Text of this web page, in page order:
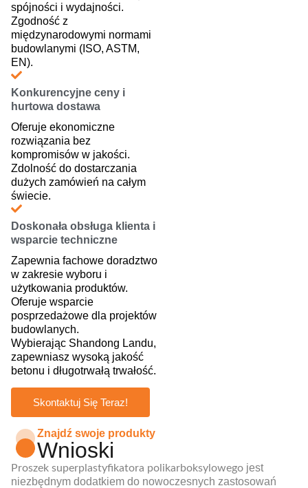
spójności i wydajności.
Zgodność z
międzynarodowymi normami
budowlanymi (ISO, ASTM,
EN).
Konkurencyjne ceny i
hurtowa dostawa
Oferuje ekonomiczne
rozwiązania bez
kompromisów w jakości.
Zdolność do dostarczania
dużych zamówień na całym
świecie.
Doskonała obsługa klienta i
wsparcie techniczne
Zapewnia fachowe doradztwo
w zakresie wyboru i
użytkowania produktów.
Oferuje wsparcie
posprzedażowe dla projektów
budowlanych.
Wybierając Shandong Landu,
zapewniasz wysoką jakość
betonu i długotrwałą trwałość.
Skontaktuj Się Teraz!
Znajdź swoje produkty
Wnioski
Proszek superplastyfikatora polikarboksylowego jest
niezbędnym dodatkiem do nowoczesnych zastosowań